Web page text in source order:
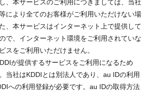
、本サービスのご利用につきましては、当社
により全てのお客様がご利用いただけない場
、本サービスはインターネット上で提供して
で、インターネット環境をご利用されていな
スをご利用いただけません。
が提供するサービスをご利用になるため
当社はKDDIとは別法人であり、au IDの利用
への利用登録が必要です。au IDの取得方法